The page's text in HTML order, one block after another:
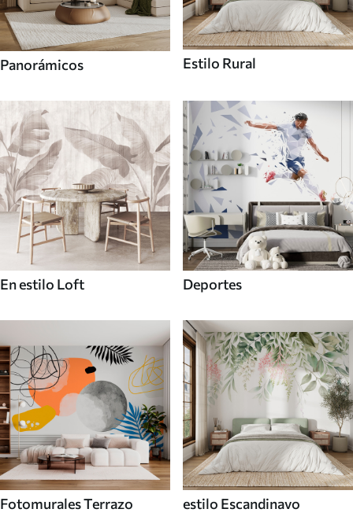
Panorámicos Estilo Rural
En estilo Loft Deportes
Fotomurales Terrazo estilo Escandinavo